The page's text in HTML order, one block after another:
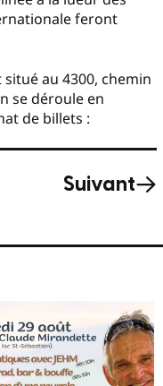
feront
situé au 4300, chemin
se déroule en
de billets :
Suivant